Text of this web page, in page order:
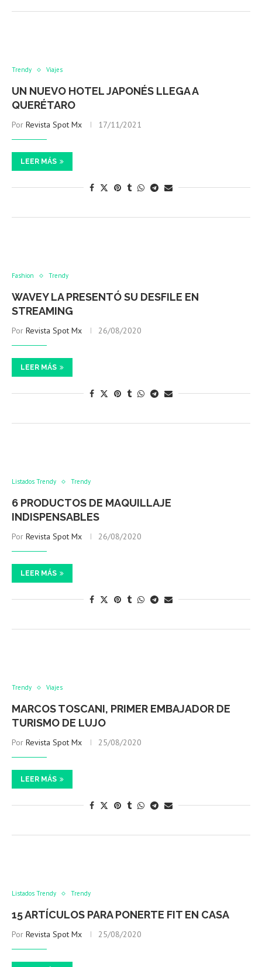
Trendy Viajes
UN NUEVO HOTEL JAPONÉS LLEGA A
QUERÉTARO
Por Revista Spot Mx 17/11/2021
LEER MÁS
Fashion Trendy
WAVEY LA PRESENTÓ SU DESFILE EN
STREAMING
Por Revista Spot Mx 26/08/2020
LEER MÁS
Listados Trendy Trendy
6 PRODUCTOS DE MAQUILLAJE
INDISPENSABLES
Por Revista Spot Mx 26/08/2020
LEER MÁS
Trendy Viajes
MARCOS TOSCANI, PRIMER EMBAJADOR DE
TURISMO DE LUJO
Por Revista Spot Mx 25/08/2020
LEER MÁS
Listados Trendy Trendy
15 ARTÍCULOS PARA PONERTE FIT EN CASA
Por Revista Spot Mx 25/08/2020